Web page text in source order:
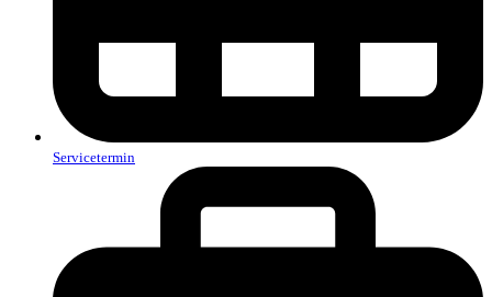
Servicetermin